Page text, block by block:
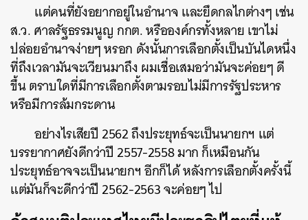
แต่คนที่ยังอยากอยู่ในอำนาจ และยึดกลไกต่างๆ เช่น
ส.ว. ศาลรัฐธรรมนูญ กกต. หรือองค์กรทั้งหลาย เขาไม่
ปล่อยอำนาจง่ายๆ หรอก ดังนั้นการเลือกตั้งเป็นบันไดหนึ่ง
ที่ถึงเวลามันจะเวียนมาถึง ผมเชื่อเสมอว่ามันจะค่อยๆ ดี
ขึ้น ตราบใดที่มีการเลือกตั้งตามรอบไม่มีการรัฐประหาร
หรือมีการล้มกระดาน
อย่างไรเสียปี 2562 ถึงประยุทธ์จะเป็นนายกฯ แต่
บรรยากาศยังดีกว่าปี 2557-2558 มาก ก็เหมือนกัน
ประยุทธ์อาจจะเป็นนายกฯ อีกก็ได้ หลังการเลือกตั้งครั้งนี้
แต่มันก็จะดีกว่าปี 2562-2563 จะค่อยๆ ไป